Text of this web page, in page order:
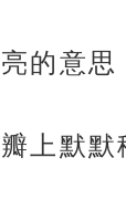
的意思
上默